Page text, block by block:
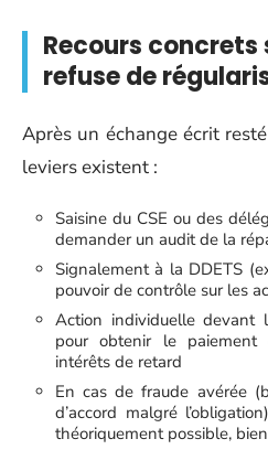
Recours concrets
refuse de
Après un échange écrit
leviers existent :
Saisine du CSE ou des
demander un audit de la
Signalement à la DDETS
pouvoir de contrôle sur les
Action individuelle devant
pour obtenir le
intérêts de retard
En cas de fraude avérée
d’accord malgré
théoriquement possible,